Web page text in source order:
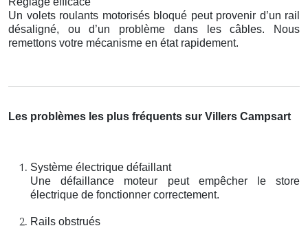
Un volets roulants motorisés bloqué peut provenir d’un rail
désaligné, ou d’un problème dans les câbles. Nous
remettons votre mécanisme en état rapidement.
Les problèmes les plus fréquents sur Villers Campsart
Système électrique défaillant
Une défaillance moteur peut empêcher le store
électrique de fonctionner correctement.
Rails obstrués